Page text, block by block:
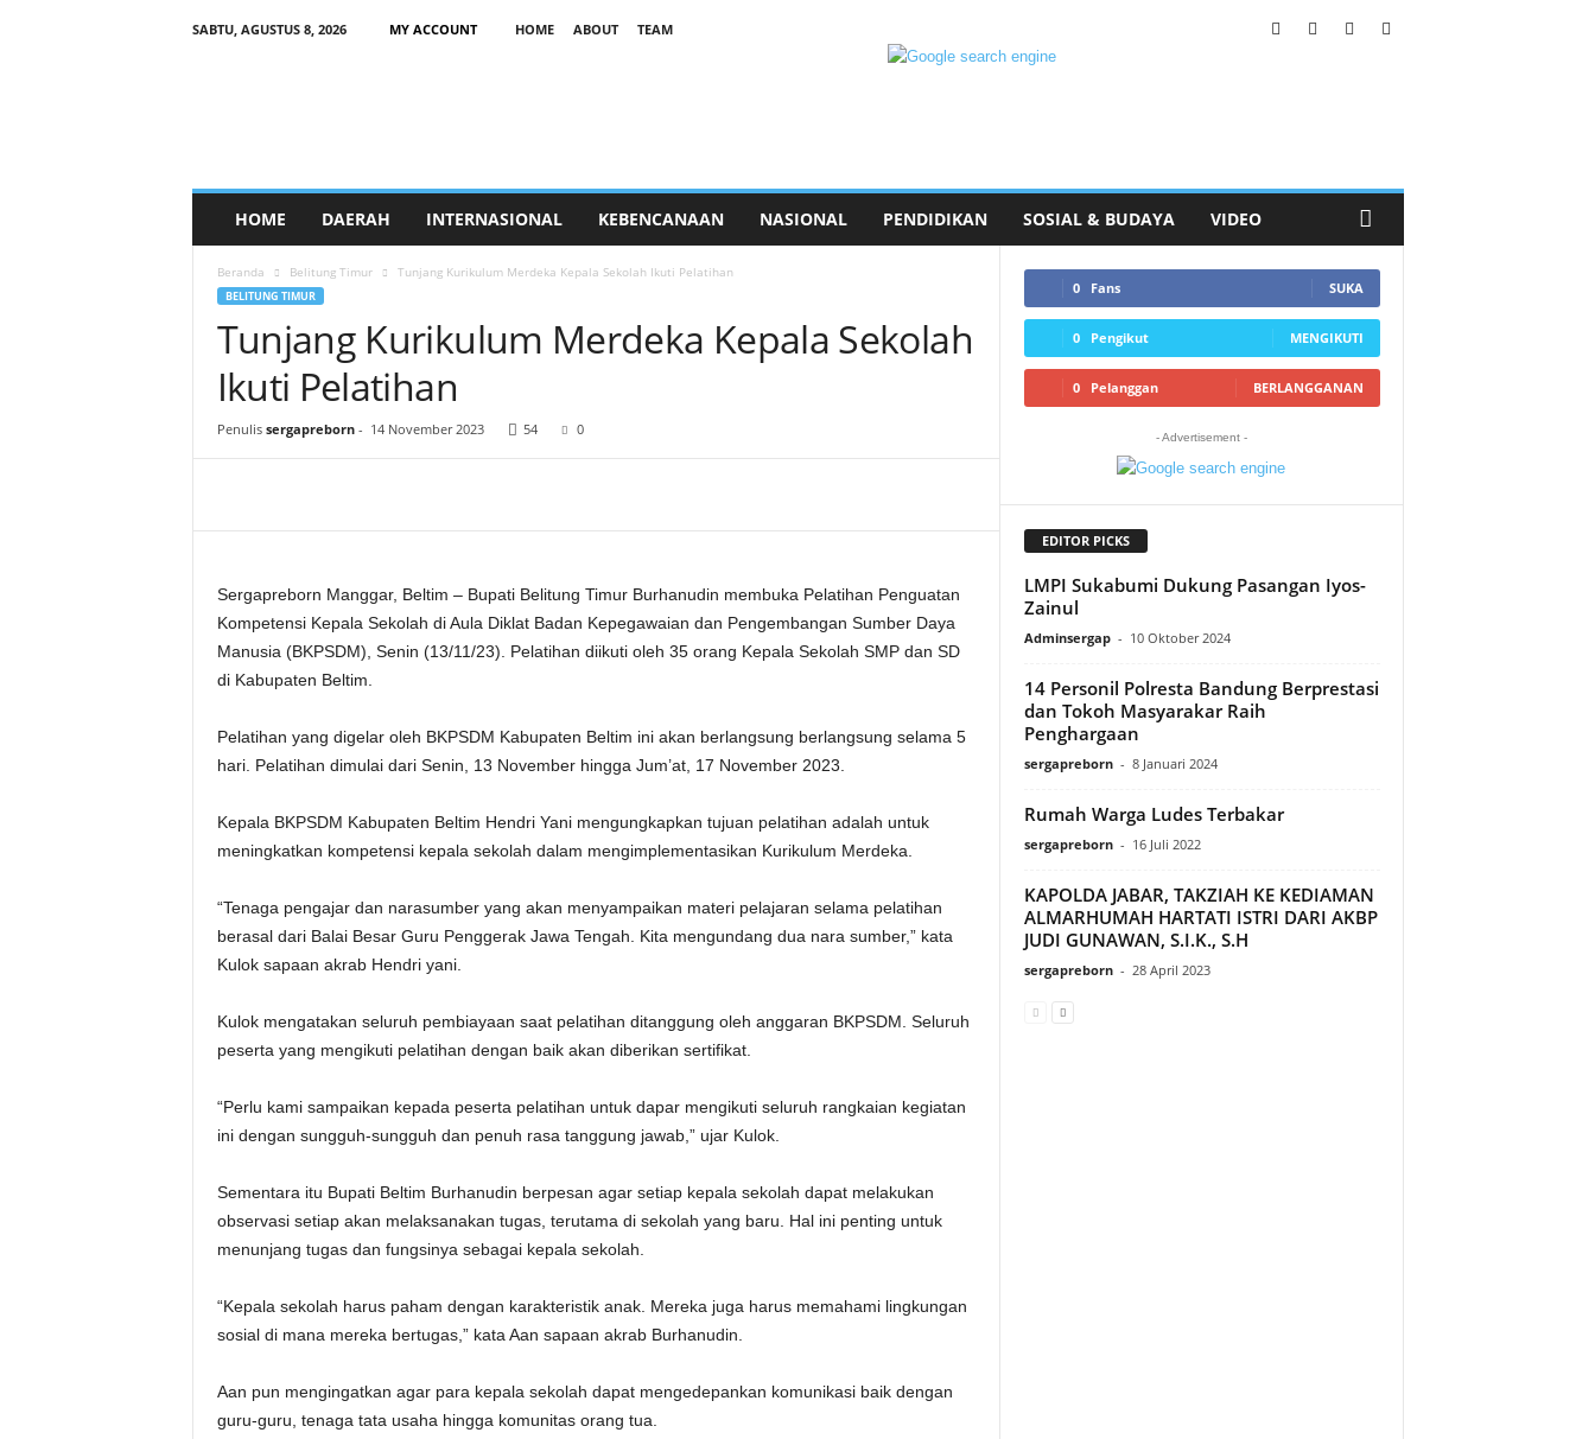
SABTU, AGUSTUS 8, 2026 MY ACCOUNT HOME ABOUT TEAM
HOME DAERAH INTERNASIONAL KEBENCANAAN NASIONAL PENDIDIKAN SOSIAL & BUDAYA VIDEO
Beranda Belitung Timur Tunjang Kurikulum Merdeka Kepala Sekolah Ikuti Pelatihan
BELITUNG TIMUR
Tunjang Kurikulum Merdeka Kepala Sekolah
Ikuti Pelatihan
Penulis sergapreborn- 14 November 2023 54 0
Sergapreborn Manggar, Beltim – Bupati Belitung Timur Burhanudin membuka Pelatihan Penguatan
Kompetensi Kepala Sekolah di Aula Diklat Badan Kepegawaian dan Pengembangan Sumber Daya
Manusia (BKPSDM), Senin (13/11/23). Pelatihan diikuti oleh 35 orang Kepala Sekolah SMP dan SD
di Kabupaten Beltim.
Pelatihan yang digelar oleh BKPSDM Kabupaten Beltim ini akan berlangsung berlangsung selama 5
hari. Pelatihan dimulai dari Senin, 13 November hingga Jum’at, 17 November 2023.
Kepala BKPSDM Kabupaten Beltim Hendri Yani mengungkapkan tujuan pelatihan adalah untuk
meningkatkan kompetensi kepala sekolah dalam mengimplementasikan Kurikulum Merdeka.
“Tenaga pengajar dan narasumber yang akan menyampaikan materi pelajaran selama pelatihan
berasal dari Balai Besar Guru Penggerak Jawa Tengah. Kita mengundang dua nara sumber,” kata
Kulok sapaan akrab Hendri yani.
Kulok mengatakan seluruh pembiayaan saat pelatihan ditanggung oleh anggaran BKPSDM. Seluruh
peserta yang mengikuti pelatihan dengan baik akan diberikan sertifikat.
“Perlu kami sampaikan kepada peserta pelatihan untuk dapar mengikuti seluruh rangkaian kegiatan
ini dengan sungguh-sungguh dan penuh rasa tanggung jawab,” ujar Kulok.
Sementara itu Bupati Beltim Burhanudin berpesan agar setiap kepala sekolah dapat melakukan
observasi setiap akan melaksanakan tugas, terutama di sekolah yang baru. Hal ini penting untuk
menunjang tugas dan fungsinya sebagai kepala sekolah.
“Kepala sekolah harus paham dengan karakteristik anak. Mereka juga harus memahami lingkungan
sosial di mana mereka bertugas,” kata Aan sapaan akrab Burhanudin.
Aan pun mengingatkan agar para kepala sekolah dapat mengedepankan komunikasi baik dengan
guru-guru, tenaga tata usaha hingga komunitas orang tua.
0 Fans SUKA
0 Pengikut MENGIKUTI
0 Pelanggan BERLANGGANAN
- Advertisement -
EDITOR PICKS
LMPI Sukabumi Dukung Pasangan Iyos-
Zainul
Adminsergap - 10 Oktober 2024
14 Personil Polresta Bandung Berprestasi
dan Tokoh Masyarakar Raih
Penghargaan
sergapreborn - 8 Januari 2024
Rumah Warga Ludes Terbakar
sergapreborn - 16 Juli 2022
KAPOLDA JABAR, TAKZIAH KE KEDIAMAN
ALMARHUMAH HARTATI ISTRI DARI AKBP
JUDI GUNAWAN, S.I.K., S.H
sergapreborn - 28 April 2023